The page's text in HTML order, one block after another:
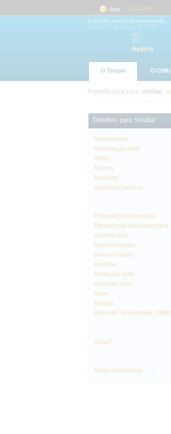
Beja 16ºC 35ºC
Previsão para esta madrugada
26
19
Aveiro
O Tempo O
Previsão local para: Setúbal
Detalhes para Setúbal
Temperatura
Precipitação total
Vento
Nuvens
Nevoeiro
Humidade relativa
Precipitação convectiva
Precipitação não-convectiva
Nuvens altas
Nuvens médias
Nuvens baixas
Pressão
Radiação solar
Altura de Neve
Neve
Rajada
Índice de Tempestade
SkewT
Notas explicativas